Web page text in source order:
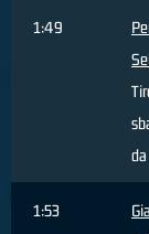
1:49
1:53